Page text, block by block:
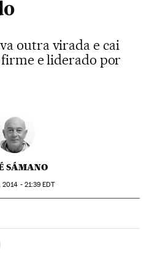
outra virada e cai
e liderado por
SÁMANO
2014 - 21:39 EDT
Sociales